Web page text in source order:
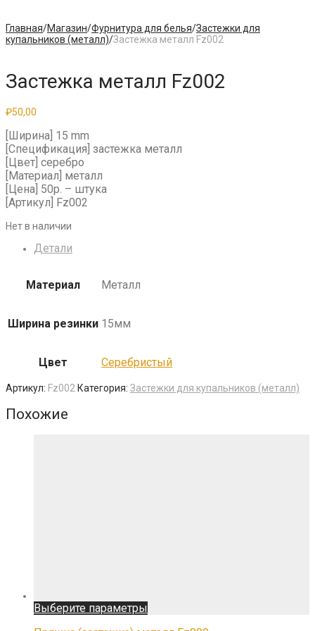
Главная/Магазин/Фурнитура для белья/Застежки для
купальников (металл)/Застежка металл Fz002
Застежка металл Fz002
₽50,00
[Ширина] 15 mm
[Спецификация] застежка металл
[Цвет] серебро
[Материал] металл
[Цена] 50р. – штука
[Артикул] Fz002
Нет в наличии
Детали
Материал Металл
Ширина резинки 15мм
Цвет Серебристый
Артикул: Fz002 Категория: Застежки для купальников (металл)
Похожие
Выберите параметры
товар